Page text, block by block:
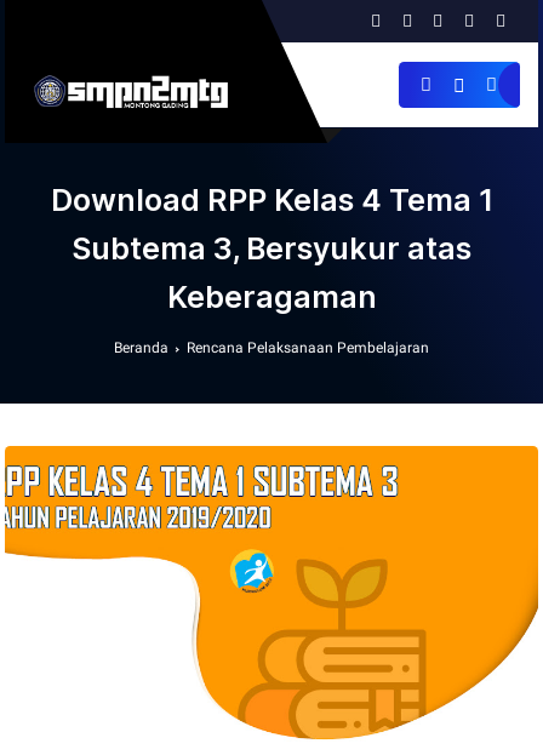
Download RPP Kelas 4 Tema 1
Subtema 3, Bersyukur atas
Keberagaman
Beranda Rencana Pelaksanaan Pembelajaran